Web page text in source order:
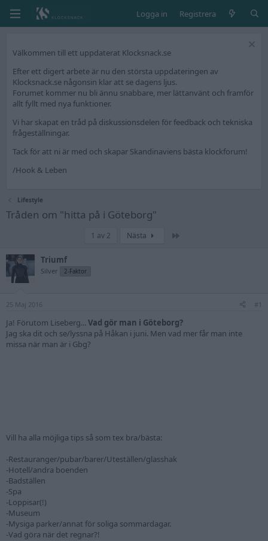
Logga in Registrera
Välkommen till ett uppdaterat Klocksnack.se
Efter ett digert arbete är nu den största uppdateringen av
Klocksnack.se någonsin klar att se dagens ljus.
Forumet kommer nu bli ännu snabbare, mer lättanvänt och framför
allt fyllt med nya funktioner.
Vi har skapat en tråd på diskussionsdelen för feedback och tekniska
frågeställningar.
Tack för att ni är med och skapar Skandinaviens bästa klockforum!
/Hook & Leben
Lifestyle
Tråden om "hitta på i Göteborg"
1 av 2 Nästa
Triumf
Silver 2-Faktor
25 Maj 2016 #1
Ja! Förutom Liseberg... Vad gör man i Göteborg?
Jag ska dit och se/lyssna på Håkan i juni. Men vad mer får man inte
missa när man är i Gbg?
Vill ha alla möjliga tips så som tex bra/bästa:
-Restauranger/pubar/barer/Uteställen/glasshak
-Hotell/andra boenden
-Badställen
-Spa
-Loppisar(!)
-Museum
-Mysiga parker/annat för soliga sommardagar.
-Vad göra när det regnar?!